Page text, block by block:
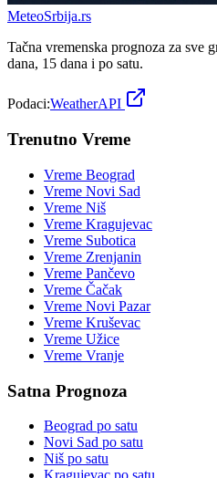
MeteoSrbija.rs
Tačna vremenska prognoza za sve
dana, 15 dana i po satu.
Podaci:WeatherAPI
Trenutno Vreme
Vreme Beograd
Vreme Novi Sad
Vreme Niš
Vreme Kragujevac
Vreme Subotica
Vreme Zrenjanin
Vreme Pančevo
Vreme Čačak
Vreme Novi Pazar
Vreme Kruševac
Vreme Užice
Vreme Vranje
Satna Prognoza
Beograd po satu
Novi Sad po satu
Niš po satu